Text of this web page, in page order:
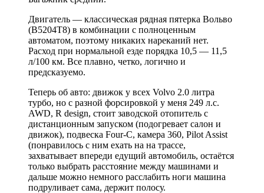
Двигатель — классическая рядная пятерка Вольво
(B5204T8) в комбинации с полноценным
автоматом, поэтому никаких нареканий нет.
Расход при нормальной езде порядка 10,5 — 11,5
л/100 км. Все плавно, четко, логично и
предсказуемо.
Теперь об авто: движок у всех Volvo 2.0 литра
турбо, но с разной форсировкой у меня 249 л.с.
AWD, R design, стоит заводской отопитель с
дистанционным запуском (подогревает салон и
движок), подвеска Four-C, камера 360, Pilot Assist
(понравилось с ним ехать на на трассе,
захватывает впереди едущий автомобиль, остаётся
только выбрать расстояние между машинами и
дальше можно немного расслабить ноги машина
подруливает сама, держит полосу.